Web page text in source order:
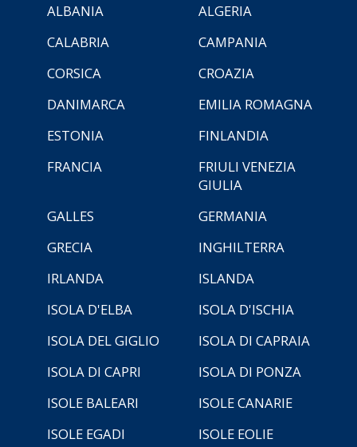
ALBANIA
ALGERIA
CALABRIA
CAMPANIA
CORSICA
CROAZIA
DANIMARCA
EMILIA ROMAGNA
ESTONIA
FINLANDIA
FRANCIA
FRIULI VENEZIA
GIULIA
GALLES
GERMANIA
GRECIA
INGHILTERRA
IRLANDA
ISLANDA
ISOLA D'ELBA
ISOLA D'ISCHIA
ISOLA DEL GIGLIO
ISOLA DI CAPRAIA
ISOLA DI CAPRI
ISOLA DI PONZA
ISOLE BALEARI
ISOLE CANARIE
ISOLE EGADI
ISOLE EOLIE